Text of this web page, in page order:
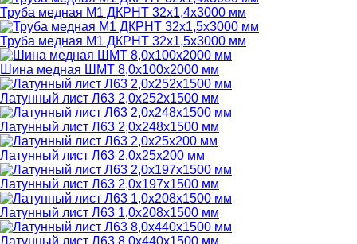
Труба медная М1 ДКРНТ 32х1,4х3000 мм
Труба медная М1 ДКРНТ 32х1,5х3000 мм
Шина медная ШМТ 8,0х100х2000 мм
Латунный лист Л63 2,0х252х1500 мм
Латунный лист Л63 2,0х248х1500 мм
Латунный лист Л63 2,0х25х200 мм
Латунный лист Л63 2,0х197х1500 мм
Латунный лист Л63 1,0х208х1500 мм
Латунный лист Л63 8,0х440х1500 мм